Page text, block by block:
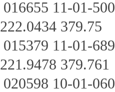
11-01-
379.75
11-01-
379.761
10-01-